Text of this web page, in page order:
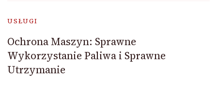
USŁUGI
Ochrona Maszyn: Sprawne
Wykorzystanie Paliwa i Sprawne
Utrzymanie